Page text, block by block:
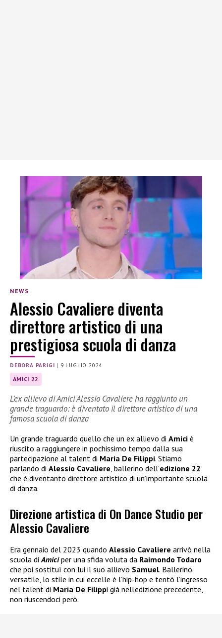
NEWS
Alessio Cavaliere diventa
direttore artistico di una
prestigiosa scuola di danza
DEBORA PARIGI | 9 LUGLIO 2024
AMICI 22
L’ex allievo di Amici Alessio Cavaliere ha raggiunto un
grande traguardo: è diventato il direttore artistico di una
famosa scuola di danza
Un grande traguardo quello che un ex allievo di Amici è
riuscito a raggiungere in pochissimo tempo dalla sua
partecipazione al talent di Maria De Filippi. Stiamo
parlando di Alessio Cavaliere, ballerino dell’edizione 22
che è diventanto direttore artistico di un’importante scuola
di danza.
Direzione artistica di On Dance Studio per
Alessio Cavaliere
Era gennaio del 2023 quando Alessio Cavaliere arrivò nella
scuola di Amiciper una sfida voluta da Raimondo Todaro
che poi sostituì con lui il suo allievo Samuel. Ballerino
versatile, lo stile in cui eccelle è l’hip-hop e tentò l’ingresso
nel talent di Maria De Filippi già nell’edizione precedente,
non riuscendoci però.